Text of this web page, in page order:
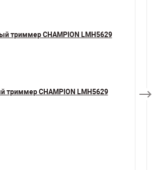
триммер CHAMPION LMH5629